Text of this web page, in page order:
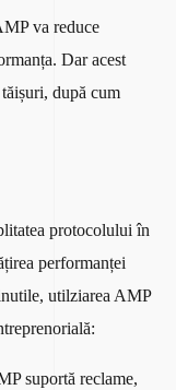
va reduce
Dar acest
după cum
protocolului în
performanței
utilziarea AMP
suportă reclame,